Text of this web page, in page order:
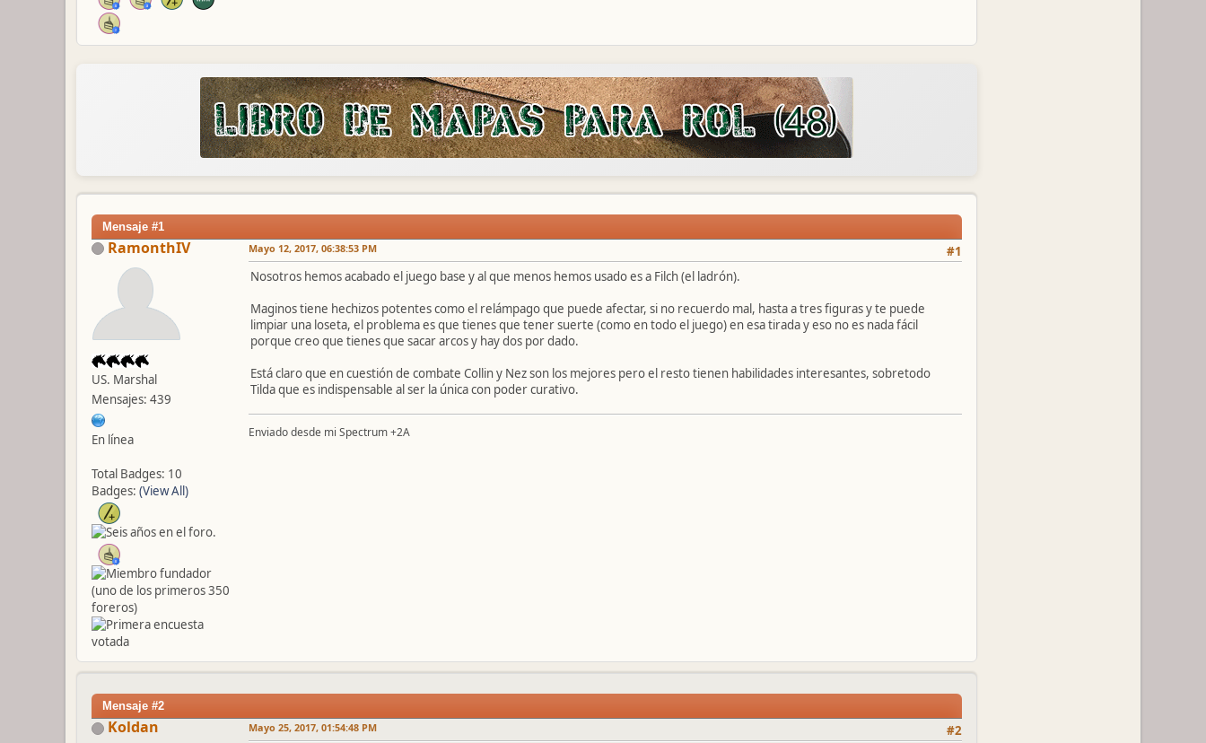
Mensaje #1
RamonthIV
US. Marshal
Mensajes: 439
En línea
Total Badges: 10
Badges: (View All)
#1
Mayo 12, 2017, 06:38:53 PM
Nosotros hemos acabado el juego base y al que menos hemos usado es a Filch (el ladrón).
Maginos tiene hechizos potentes como el relámpago que puede afectar, si no recuerdo mal, hasta a tres figuras y te puede
limpiar una loseta, el problema es que tienes que tener suerte (como en todo el juego) en esa tirada y eso no es nada fácil
porque creo que tienes que sacar arcos y hay dos por dado.
Está claro que en cuestión de combate Collin y Nez son los mejores pero el resto tienen habilidades interesantes, sobretodo
Tilda que es indispensable al ser la única con poder curativo.
Enviado desde mi Spectrum +2A
Mensaje #2
Koldan #2
Mayo 25, 2017, 01:54:48 PM